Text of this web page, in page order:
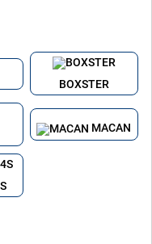
BOXSTER
MACAN